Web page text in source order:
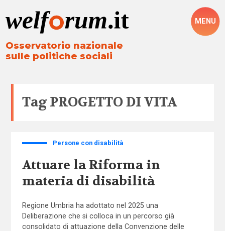
Osservatorio nazionale
sulle politiche sociali
MENU
Tag PROGETTO DI VITA
Persone con disabilità
Attuare la Riforma in
materia di disabilità
Regione Umbria ha adottato nel 2025 una
Deliberazione che si colloca in un percorso già
consolidato di attuazione della Convenzione delle